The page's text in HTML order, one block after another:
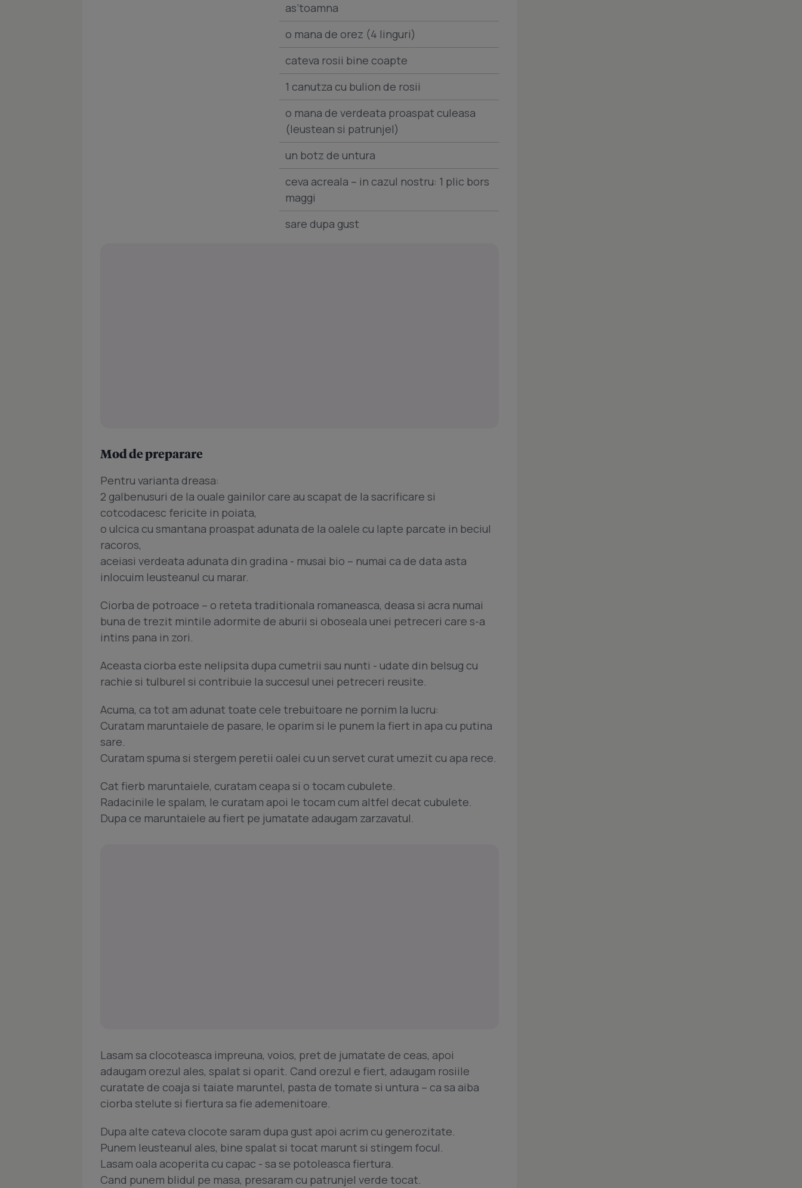
as’toamna
o mana de orez (4 linguri)
cateva rosii bine coapte
1 canutza cu bulion de rosii
o mana de verdeata proaspat culeasa
(leustean si patrunjel)
un botz de untura
ceva acreala – in cazul nostru: 1 plic bors
maggi
sare dupa gust
Mod de preparare
Pentru varianta dreasa:
2 galbenusuri de la ouale gainilor care au scapat de la sacrificare si
cotcodacesc fericite in poiata,
o ulcica cu smantana proaspat adunata de la oalele cu lapte parcate in beciul
racoros,
aceiasi verdeata adunata din gradina - musai bio – numai ca de data asta
inlocuim leusteanul cu marar.
Ciorba de potroace – o reteta traditionala romaneasca, deasa si acra numai
buna de trezit mintile adormite de aburii si oboseala unei petreceri care s-a
intins pana in zori.
Aceasta ciorba este nelipsita dupa cumetrii sau nunti - udate din belsug cu
rachie si tulburel si contribuie la succesul unei petreceri reusite.
Acuma, ca tot am adunat toate cele trebuitoare ne pornim la lucru:
Curatam maruntaiele de pasare, le oparim si le punem la fiert in apa cu putina
sare.
Curatam spuma si stergem peretii oalei cu un servet curat umezit cu apa rece.
Cat fierb maruntaiele, curatam ceapa si o tocam cubulete.
Radacinile le spalam, le curatam apoi le tocam cum altfel decat cubulete.
Dupa ce maruntaiele au fiert pe jumatate adaugam zarzavatul.
Lasam sa clocoteasca impreuna, voios, pret de jumatate de ceas, apoi
adaugam orezul ales, spalat si oparit. Cand orezul e fiert, adaugam rosiile
curatate de coaja si taiate maruntel, pasta de tomate si untura – ca sa aiba
ciorba stelute si fiertura sa fie ademenitoare.
Dupa alte cateva clocote saram dupa gust apoi acrim cu generozitate.
Punem leusteanul ales, bine spalat si tocat marunt si stingem focul.
Lasam oala acoperita cu capac - sa se potoleasca fiertura.
Cand punem blidul pe masa, presaram cu patrunjel verde tocat.